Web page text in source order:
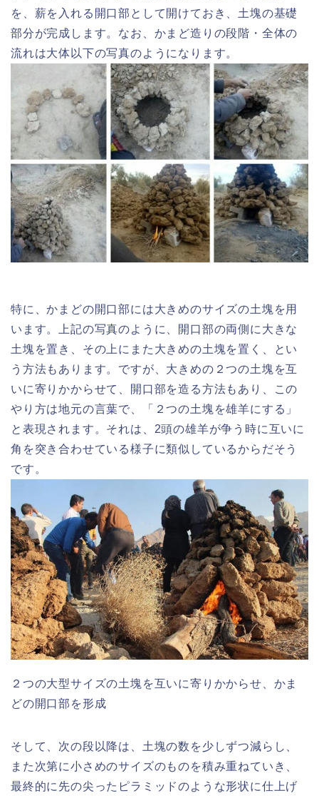
を、薪を入れる開口部として開けておき、土塊の基礎
部分が完成します。なお、かまど造りの段階・全体の
流れは大体以下の写真のようになります。
特に、かまどの開口部には大きめのサイズの土塊を用
います。上記の写真のように、開口部の両側に大きな
土塊を置き、その上にまた大きめの土塊を置く、とい
う方法もあります。ですが、大きめの２つの土塊を互
いに寄りかからせて、開口部を造る方法もあり、この
やり方は地元の言葉で、「２つの土塊を雄羊にする」
と表現されます。それは、2頭の雄羊が争う時に互いに
角を突き合わせている様子に類似しているからだそう
です。
２つの大型サイズの土塊を互いに寄りかからせ、かま
どの開口部を形成
そして、次の段以降は、土塊の数を少しずつ減らし、
また次第に小さめのサイズのものを積み重ねていき、
最終的に先の尖ったピラミッドのような形状に仕上げ